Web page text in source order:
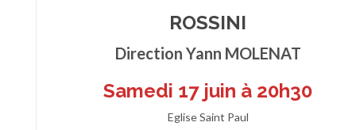
ROSSINI
Direction Yann MOLENAT
Samedi 17 juin à 20h30
Eglise Saint Paul